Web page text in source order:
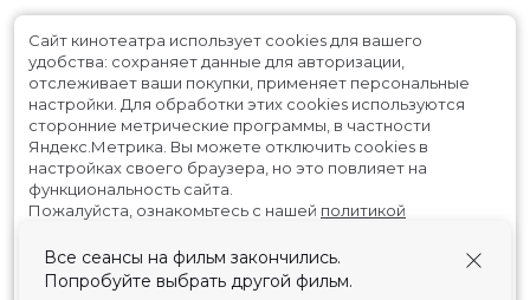
Все сеансы на фильм закончились.
Попробуйте выбрать другой фильм.
Сайт кинотеатра использует cookies для вашего
удобства: сохраняет данные для авторизации,
отслеживает ваши покупки, применяет персональные
настройки. Для обработки этих cookies используются
сторонние метрические программы, в частности
Яндекс.Метрика. Вы можете отключить cookies в
настройках своего браузера, но это повлияет на
функциональность сайта.
Пожалуйста, ознакомьтесь с нашей политикой
Принять